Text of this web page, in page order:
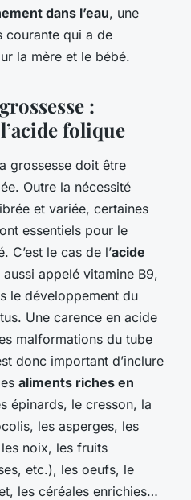
dans l’eau, une
courante qui a de
la mère et le bébé.
:
folique
grossesse doit être
Outre la nécessité
et variée, certaines
essentiels pour le
C’est le cas de l’acide
aussi appelé vitamine B9,
le développement du
Une carence en acide
malformations du tube
donc important d’inclure
aliments riches en
épinards, le cresson, la
les asperges, les
noix, les fruits
etc.), les oeufs, le
les céréales enrichies…